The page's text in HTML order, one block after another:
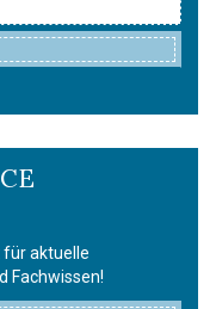
für aktuelle
Fachwissen!